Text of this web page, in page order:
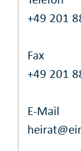
+49 201
Fax
+49 201
E-Mail